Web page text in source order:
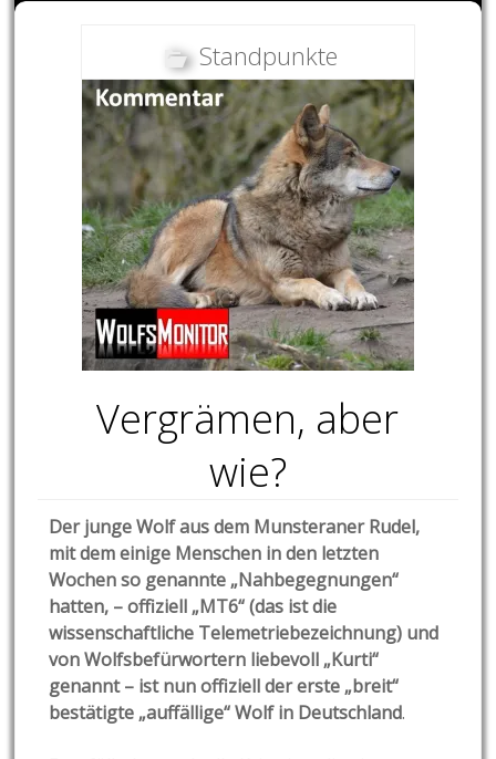
Standpunkte
Vergrämen, aber
wie?
Der junge Wolf aus dem Munsteraner Rudel,
mit dem einige Menschen in den letzten
Wochen so genannte „Nahbegegnungen“
hatten, – offiziell „MT6“ (das ist die
wissenschaftliche Telemetriebezeichnung) und
von Wolfsbefürwortern liebevoll „Kurti“
genannt – ist nun offiziell der erste „breit“
bestätigte „auffällige“ Wolf in Deutschland.